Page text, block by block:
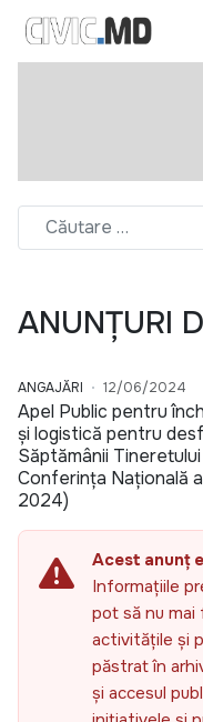
ANUNȚURI
ANGAJĂRI 12/06/2024
Apel Public pentru
și logistică pentru
Săptămânii
Conferința Națională
2024)
Acest anunț
Informațiile
pot să nu mai
activitățile și
păstrat în
și accesul